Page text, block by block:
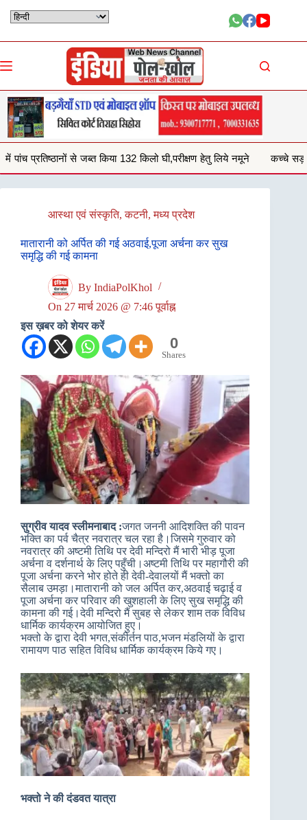
किलो घी,परीक्षण हेतु लिये नमूने कच्चे सड़क से आवागमन करना हो रहा
आस्था एवं संस्कृति,कटनी,मध्य प्रदेश
मातारानी को अर्पित की गई अठवाई,पूजा अर्चना कर सुख
समृद्धि की गई कामना
By IndiaPolKhol
On 27 मार्च 2026 @ 7:46 पूर्वाह्न
इस ख़बर को शेयर करें
0
Shares
सुग्रीव यादव स्लीमनाबाद :जगत जननी आदिशक्ति की पावन
भक्ति का पर्व चैत्र नवरात्र चल रहा है।जिसमे गुरुवार को
नवरात्र की अष्टमी तिथि पर देवी मन्दिरो मैं भारी भीड़ पूजा
अर्चना व दर्शनार्थ के लिए पहुँची।अष्टमी तिथि पर महागौरी की
पूजा अर्चना करने भोर होते ही देवी-देवालयों मैं भक्तो का
सैलाब उमड़ा।मातारानी को जल अर्पित कर,अठवाई चढ़ाई व
पूजा अर्चना कर परिवार की खुशहाली के लिए सुख समृद्धि की
कामना की गई।देवी मन्दिरो मैं सुबह से लेकर शाम तक विविध
धार्मिक कार्यक्रम आयोजित हुए।
भक्तो के द्वारा देवी भगत,संकीर्तन पाठ,भजन मंडलियों के द्वारा
रामायण पाठ सहित विविध धार्मिक कार्यक्रम किये गए।
भक्तो ने की दंडवत यात्रा